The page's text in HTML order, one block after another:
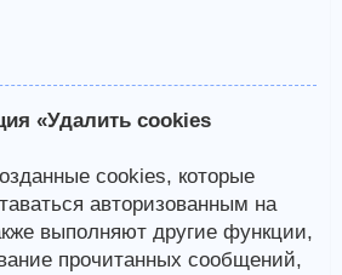
«Удалить cookies
cookies, которые
авторизованным на
выполняют другие функции,
прочитанных сообщений,